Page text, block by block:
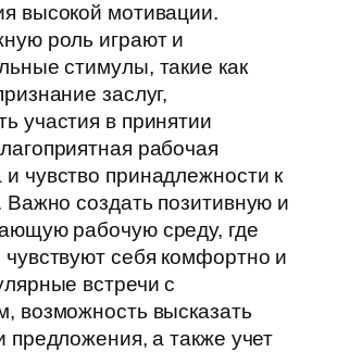
высокой мотивации.
роль играют и
стимулы, такие как
заслуг,
участия в принятии
рабочая
чувство принадлежности к
Важно создать позитивную и
рабочую среду, где
чувствуют себя комфортно и
встречи с
возможность высказать
предложения, а также учет